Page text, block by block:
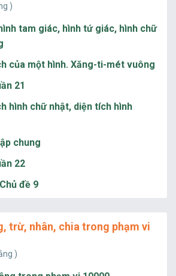
)
tam giác, hình tứ giác, hình chữ
của một hình. Xăng-ti-mét vuông
21
hình chữ nhật, diện tích hình
chung
22
đề 9
trừ, nhân, chia trong phạm vi
)